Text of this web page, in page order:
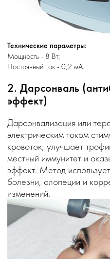
Технические параметры:
Мощность - 8 Вт;
Постоянный ток - 0,2 мА.
2. Дарсонваль
эффект)
Дарсонвализация или
электрическим током
кровоток, улучшает
местный иммунитет и
эффект. Метод
болезни, алопеции и
изменений.